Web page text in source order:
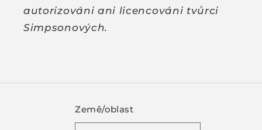
autorizováni ani licencováni tvůrci
Simpsonových.
Země/oblast